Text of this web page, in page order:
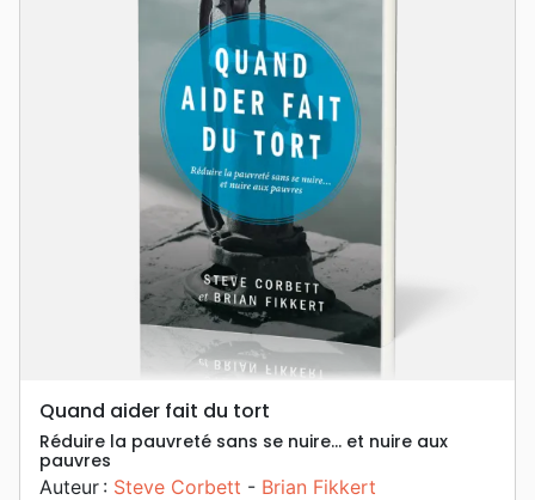
Quand aider fait du tort
Réduire la pauvreté sans se nuire... et nuire aux
pauvres
Auteur : Steve Corbett - Brian Fikkert